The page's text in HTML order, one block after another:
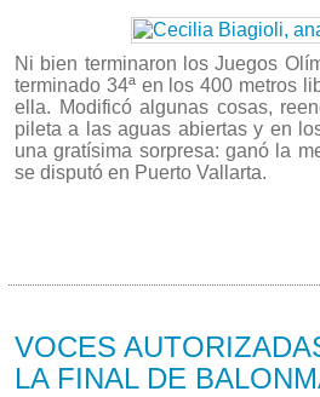
Ni bien terminaron los Juegos
terminado 34ª en los 400 metros
ella. Modificó algunas cosas,
pileta a las aguas abiertas y en
una gratísima sorpresa: ganó la
se disputó en Puerto Vallarta.
VOCES
LA FINAL DE